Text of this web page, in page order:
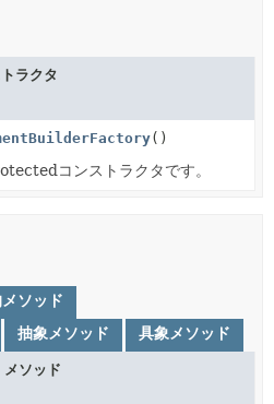
ラクタ
()
コンストラクタです。
ソッド
抽象メソッド 具象メソッド
メソッド